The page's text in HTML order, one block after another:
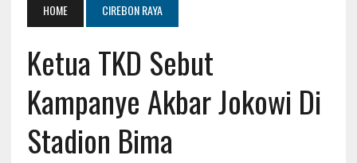
HOME CIREBON RAYA
Ketua TKD Sebut
Kampanye Akbar Jokowi Di
Stadion Bima